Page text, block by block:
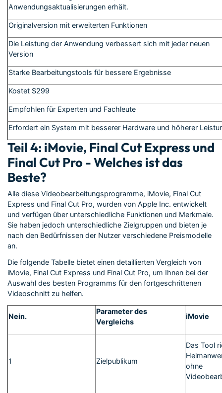
Anwendungsaktualisierungen erhält.
Originalversion mit erweiterten Funktionen
Die Leistung der Anwendung verbessert sich mit jeder neuen
Version
Starke Bearbeitungstools für bessere Ergebnisse
Kostet $299
Empfohlen für Experten und Fachleute
Erfordert ein System mit besserer Hardware und höherer
Teil 4: iMovie, Final Cut Express und
Final Cut Pro - Welches ist das
Beste?
Alle diese Videobearbeitungsprogramme, iMovie, Final Cut
Express und Final Cut Pro, wurden von Apple Inc. entwickelt
und verfügen über unterschiedliche Funktionen und Merkmale.
Sie haben jedoch unterschiedliche Zielgruppen und bieten je
nach den Bedürfnissen der Nutzer verschiedene Preismodelle
an.
Die folgende Tabelle bietet einen detaillierten Vergleich von
iMovie, Final Cut Express und Final Cut Pro, um Ihnen bei der
Auswahl des besten Programms für den fortgeschrittenen
Videoschnitt zu helfen.
Nein.
Parameter des
Vergleichs
iMovie
1 Zielpublikum
Das Tool
ohne